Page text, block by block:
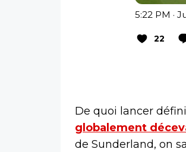
5:22 PM ·
22
De quoi lancer
globalement
de Sunderland, on